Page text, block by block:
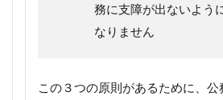
務に支障が出ないよう
なりません
この３つの原則があるために、